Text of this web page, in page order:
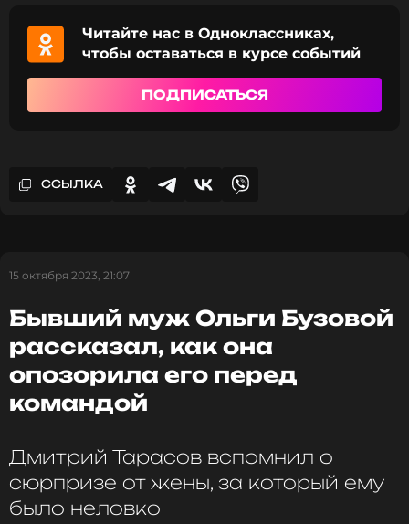
ПОДПИСАТЬСЯ
Читайте нас в Одноклассниках,
чтобы оставаться в курсе событий
ПОДПИСАТЬСЯ
ССЫЛКА
15 октября 2023, 21:07
Бывший муж Ольги Бузовой
рассказал, как она
опозорила его перед
командой
Дмитрий Тарасов вспомнил о
сюрпризе от жены, за который ему
было неловко